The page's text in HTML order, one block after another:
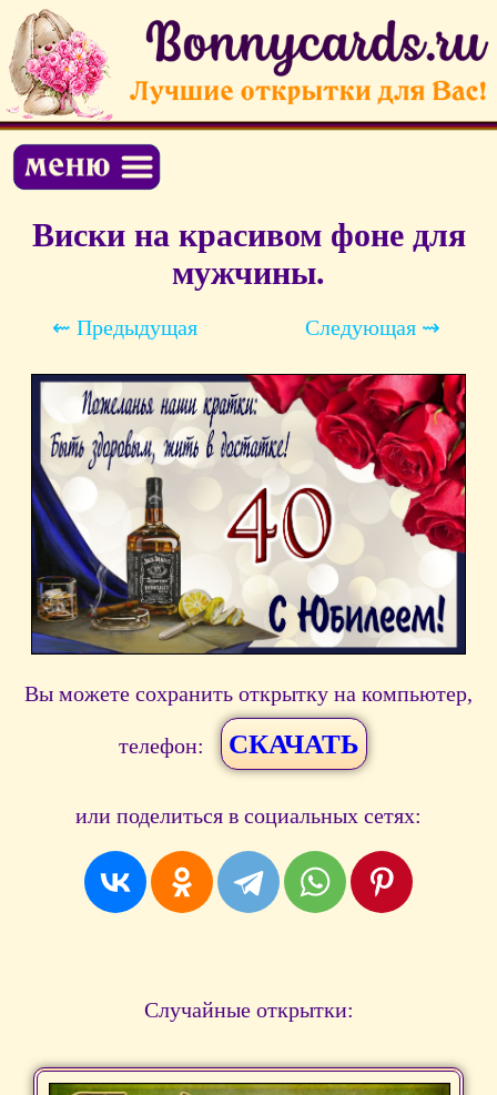
Виски на красивом фоне для
мужчины.
⇜ Предыдущая Следующая ⇝
Вы можете сохранить открытку на компьютер,
телефон: СКАЧАТЬ
или поделиться в социальных сетях:
Случайные открытки: